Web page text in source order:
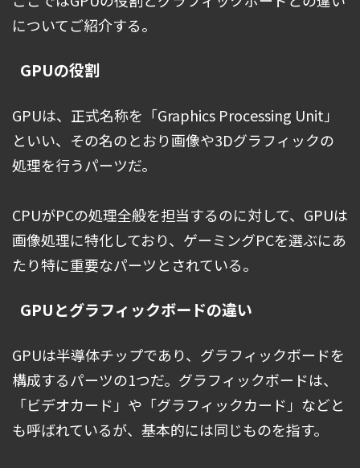
についてご紹介する。
GPUの役割
GPUは、正式名称を「Graphics Processing Unit」
といい、その名のとおり画像や3Dグラフィックの
処理を行うパーツだ。
CPUがPCの処理全般を担当するのに対して、GPUは
画像処理に特化しており、ゲーミングPCを選ぶにあ
たり特に重要なパーツとされている。
GPUとグラフィックボードの違い
GPUは半導体チップであり、グラフィックボードを
構成するパーツの1つだ。グラフィックボードは、
「ビデオカード」や「グラフィックカード」などと
も呼ばれているが、基本的には同じものを指す。